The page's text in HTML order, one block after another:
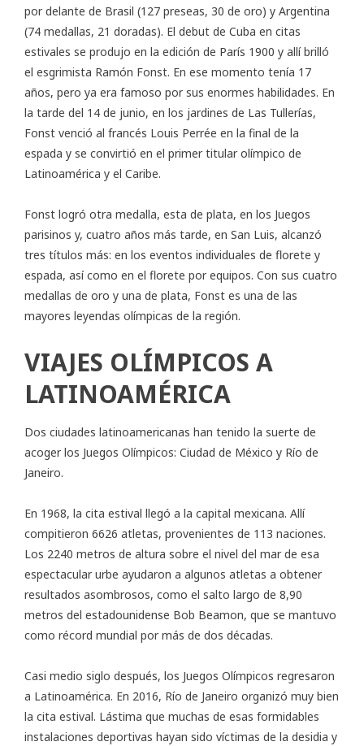
por delante de Brasil (127 preseas, 30 de oro) y Argentina
(74 medallas, 21 doradas). El debut de Cuba en citas
estivales se produjo en la edición de París 1900 y allí brilló
el esgrimista Ramón Fonst. En ese momento tenía 17
años, pero ya era famoso por sus enormes habilidades. En
la tarde del 14 de junio, en los jardines de Las Tullerías,
Fonst venció al francés Louis Perrée en la final de la
espada y se convirtió en el primer titular olímpico de
Latinoamérica y el Caribe.
Fonst logró otra medalla, esta de plata, en los Juegos
parisinos y, cuatro años más tarde, en San Luis, alcanzó
tres títulos más: en los eventos individuales de florete y
espada, así como en el florete por equipos. Con sus cuatro
medallas de oro y una de plata, Fonst es una de las
mayores leyendas olímpicas de la región.
VIAJES OLÍMPICOS A
LATINOAMÉRICA
Dos ciudades latinoamericanas han tenido la suerte de
acoger los Juegos Olímpicos: Ciudad de México y Río de
Janeiro.
En 1968, la cita estival llegó a la capital mexicana. Allí
compitieron 6626 atletas, provenientes de 113 naciones.
Los 2240 metros de altura sobre el nivel del mar de esa
espectacular urbe ayudaron a algunos atletas a obtener
resultados asombrosos, como el salto largo de 8,90
metros del estadounidense Bob Beamon, que se mantuvo
como récord mundial por más de dos décadas.
Casi medio siglo después, los Juegos Olímpicos regresaron
a Latinoamérica. En 2016, Río de Janeiro organizó muy bien
la cita estival. Lástima que muchas de esas formidables
instalaciones deportivas hayan sido víctimas de la desidia y